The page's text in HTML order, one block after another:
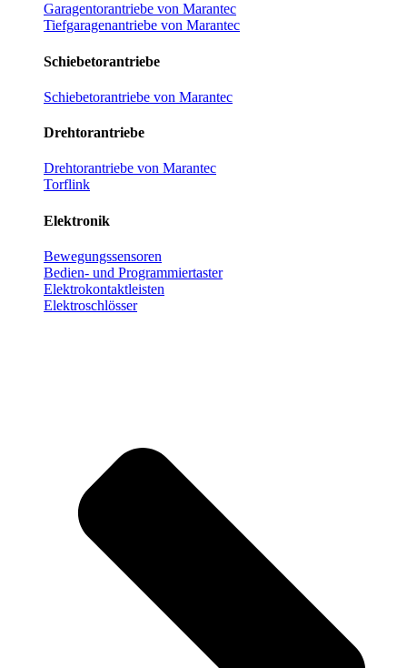
Garagentorantriebe von Marantec
Tiefgaragenantriebe von Marantec
Schiebetorantriebe
Schiebetorantriebe von Marantec
Drehtorantriebe
Drehtorantriebe von Marantec
Torflink
Elektronik
Bewegungssensoren
Bedien- und Programmiertaster
Elektrokontaktleisten
Elektroschlösser